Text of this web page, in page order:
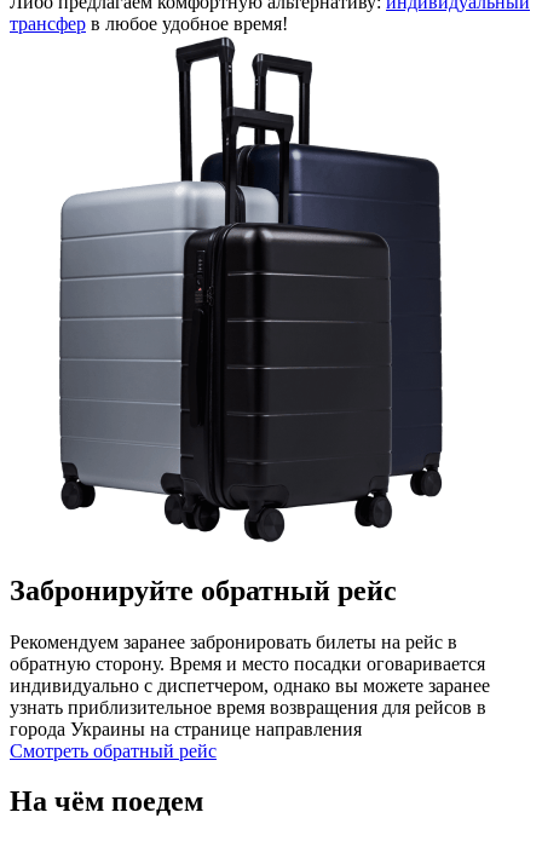
трансфер в любое удобное время!
Забронируйте обратный рейс
Рекомендуем заранее забронировать билеты на рейс в
обратную сторону. Время и место посадки оговаривается
индивидуально с диспетчером, однако вы можете заранее
узнать приблизительное время возвращения для рейсов в
города Украины на странице направления
Смотреть обратный рейс
На чём поедем